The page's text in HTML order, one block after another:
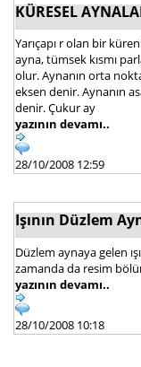
KÜRESEL
Yarıçapı r olan bir
ayna, tümsek kısmı
olur. Aynanın orta
eksen denir. Aynanın
denir. Çukur ay
yazının devamı..
28/10/2008 12:59
Işının Düzlem
Düzlem aynaya gelen
zamanda da resim
yazının devamı..
28/10/2008 10:18